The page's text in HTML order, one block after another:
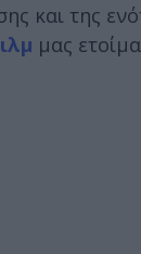
και της
μας